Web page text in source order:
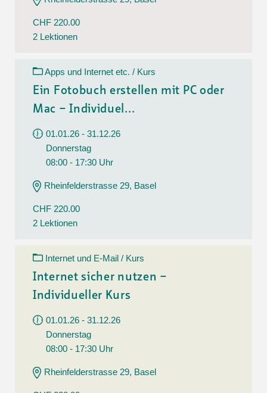
CHF 220.00
2 Lektionen
Apps und Internet etc. / Kurs
Ein Fotobuch erstellen mit PC oder
Mac – Individuel...
01.01.26 - 31.12.26
Donnerstag
08:00 - 17:30 Uhr
Rheinfelderstrasse 29, Basel
CHF 220.00
2 Lektionen
Internet und E-Mail / Kurs
Internet sicher nutzen –
Individueller Kurs
01.01.26 - 31.12.26
Donnerstag
08:00 - 17:30 Uhr
Rheinfelderstrasse 29, Basel